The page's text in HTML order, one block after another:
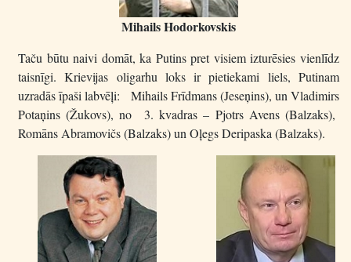
Mihails Hodorkovskis
Taču būtu naivi domāt, ka Putins pret visiem izturēsies vienlīdz
taisnīgi. Krievijas oligarhu loks ir pietiekami liels, Putinam
uzradās īpaši labvēļi: Mihails Frīdmans (Jeseņins), un Vladimirs
Potaņins (Žukovs), no 3. kvadras – Pjotrs Avens (Balzaks),
Romāns Abramovičs (Balzaks) un Oļegs Deripaska (Balzaks).